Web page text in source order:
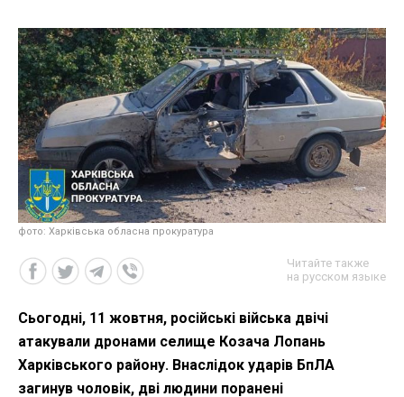
фото: Харківська обласна прокуратура
Читайте также
на русском языке
Сьогодні, 11 жовтня, російські війська двічі
атакували дронами селище Козача Лопань
Харківського району. Внаслідок ударів БпЛА
загинув чоловік, дві людини поранені